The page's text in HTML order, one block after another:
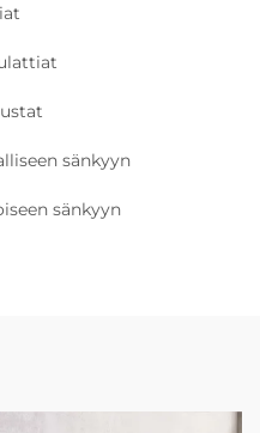
sänkyyn
sänkyyn